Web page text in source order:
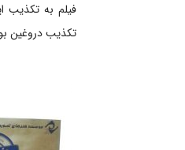
فیلم به تکذیب
تکذیب دروغین